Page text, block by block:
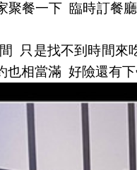
聚餐一下 臨時訂餐
只是找不到時間
也相當滿 好險還有